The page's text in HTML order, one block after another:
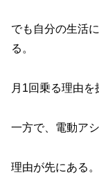
でも自分の生活
る。
月1回乗る理由を
一方で、電動ア
理由が先にある。